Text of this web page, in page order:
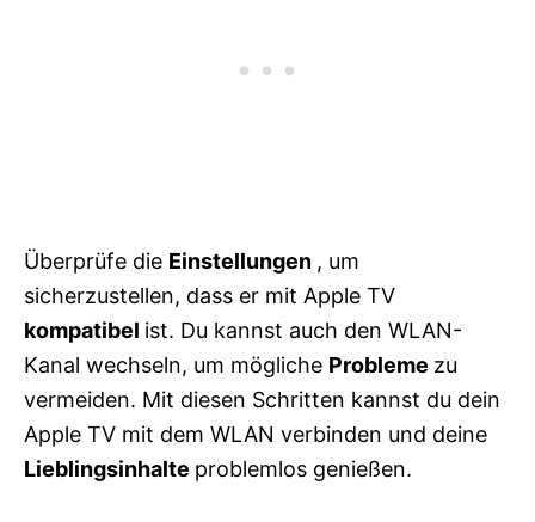
Überprüfe die Einstellungen , um
sicherzustellen, dass er mit Apple TV
kompatibel ist. Du kannst auch den WLAN-
Kanal wechseln, um mögliche Probleme zu
vermeiden. Mit diesen Schritten kannst du dein
Apple TV mit dem WLAN verbinden und deine
Lieblingsinhalte problemlos genießen.